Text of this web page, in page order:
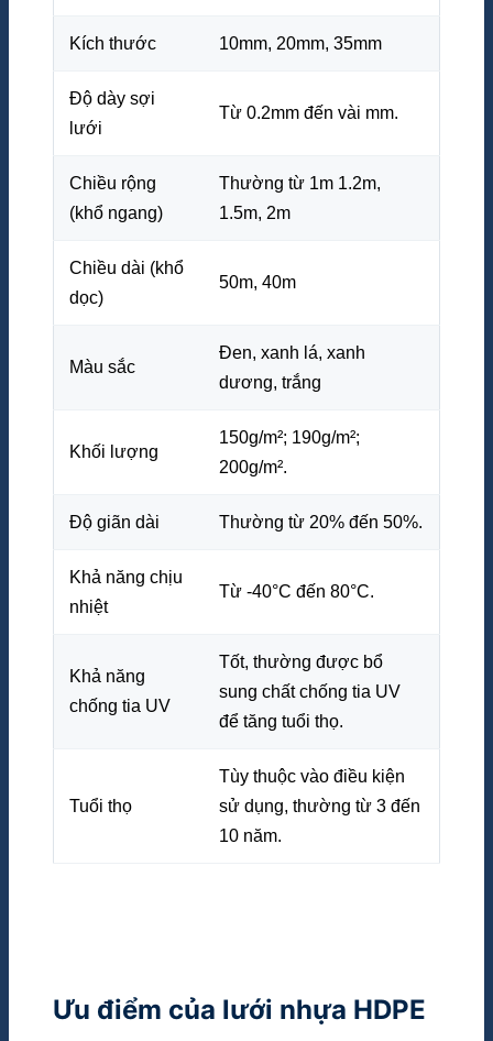
Kích thước 10mm, 20mm, 35mm
Độ dày sợi
lưới
Từ 0.2mm đến vài mm.
Chiều rộng
(khổ ngang)
Thường từ 1m 1.2m,
1.5m, 2m
Chiều dài (khổ
dọc)
50m, 40m
Màu sắc
Đen, xanh lá, xanh
dương, trắng
Khối lượng
150g/m²; 190g/m²;
200g/m².
Độ giãn dài Thường từ 20% đến 50%.
Khả năng chịu
nhiệt
Từ -40°C đến 80°C.
Khả năng
chống tia UV
Tốt, thường được bổ
sung chất chống tia UV
để tăng tuổi thọ.
Tuổi thọ
Tùy thuộc vào điều kiện
sử dụng, thường từ 3 đến
10 năm.
Ưu điểm của lưới nhựa HDPE